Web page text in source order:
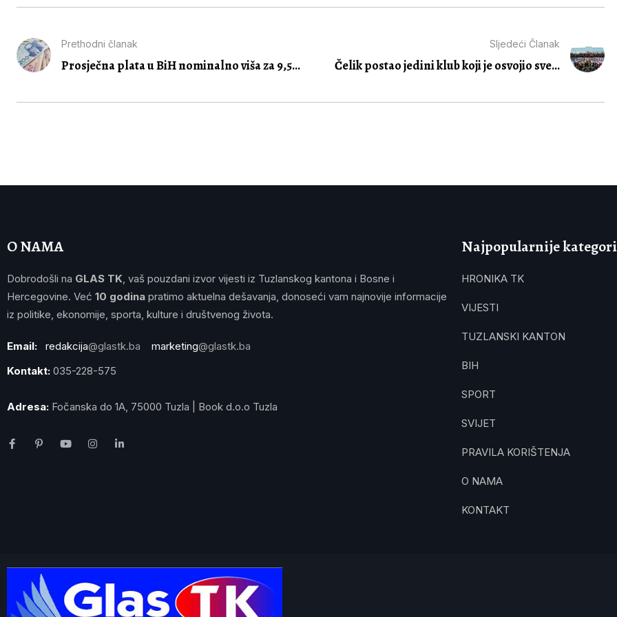
Prethodni članak
Prosječna plata u BiH nominalno viša za 9,5...
Sljedeći Članak
Čelik postao jedini klub koji je osvojio sve...
O NAMA
Dobrodošli na GLAS TK, vaš pouzdani izvor vijesti iz Tuzlanskog kantona i Bosne i
Hercegovine. Već 10 godina pratimo aktuelna dešavanja, donoseći vam najnovije informacije
iz politike, ekonomije, sporta, kulture i društvenog života.
Email: redakcija@glastk.ba marketing@glastk.ba
Kontakt: 035-228-575
Adresa: Fočanska do 1A, 75000 Tuzla | Book d.o.o Tuzla
Najpopularnije
HRONIKA TK
VIJESTI
TUZLANSKI KANTON
BIH
SPORT
SVIJET
PRAVILA KORIŠTENJA
O NAMA
KONTAKT